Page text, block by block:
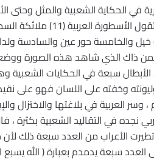
في الحكاية الشعبية والمثل
المقدسة تارة أو الشفاهية
خيل والخامسة حور عين والسادسة
فمن ذاك الذي شاهد هذه الصورة
سبعة في الحكايات الشعبية
وخفته على اللسان فهو على
في بلاغتها والاختزال
نجده في التقاليد الشعبية بكثرة
الأعراب من العدد سبعة ذلك
ويصل إلى العدد سبعة يدمدم بعبارة (